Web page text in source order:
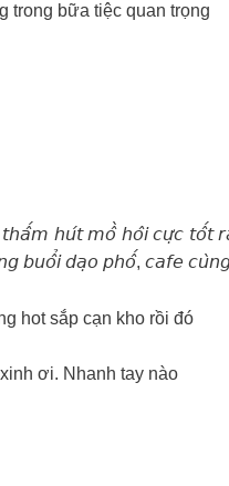
trong bữa tiệc quan trọng
𝘩𝘶́𝘵 𝘮𝘰̂̀ 𝘩𝘰̂𝘪 𝘤𝘶̛̣𝘤 𝘵𝘰̂́𝘵 𝘳𝘢̂́𝘵
𝘣𝘶𝘰̂̉𝘪 𝘥𝘢̣𝘰 𝘱𝘩𝘰̂́, 𝘤𝘢𝘧𝘦
hot sắp cạn kho rồi đó
ơi. Nhanh tay nào